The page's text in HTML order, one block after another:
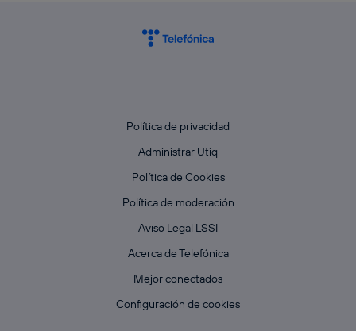
Política de privacidad
Administrar Utiq
Política de Cookies
Política de moderación
Aviso Legal LSSI
Acerca de Telefónica
Mejor conectados
Configuración de cookies